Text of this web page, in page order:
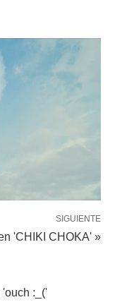
SIGUIENTE
'CHIKI CHOKA' »
:_('